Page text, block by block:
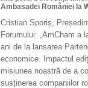
Ambasadei României la
Cristian Sporiș,
Forumului: „AmCham a
ani de la lansarea
economice. Impactul
misiunea noastră de a
susținerea companiilor